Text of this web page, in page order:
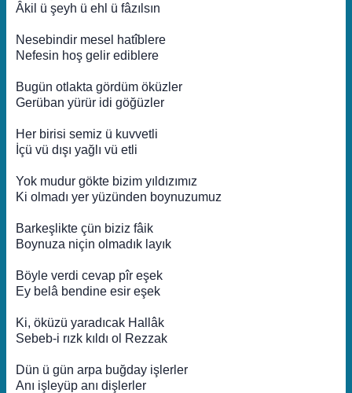
Âkil ü şeyh ü ehl ü fâzılsın
Nesebindir mesel hatîblere
Nefesin hoş gelir ediblere
Bugün otlakta gördüm öküzler
Gerüban yürür idi göğüzler
Her birisi semiz ü kuvvetli
İçü vü dışı yağlı vü etli
Yok mudur gökte bizim yıldızımız
Ki olmadı yer yüzünden boynuzumuz
Barkeşlikte çün biziz fâik
Boynuza niçin olmadık layık
Böyle verdi cevap pîr eşek
Ey belâ bendine esir eşek
Ki, öküzü yaradıcak Hallâk
Sebeb-i rızk kıldı ol Rezzak
Dün ü gün arpa buğday işlerler
Anı işleyüp anı dişlerler